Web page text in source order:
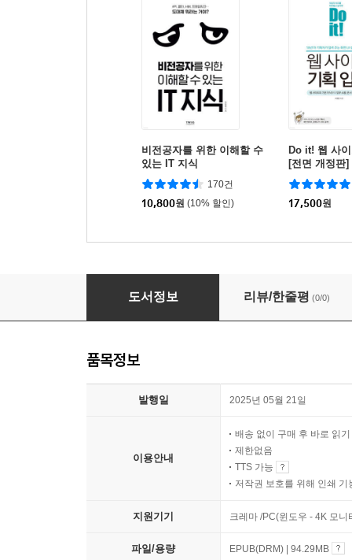
비전공자를 위한 이해할 수
있는 IT 지식
170건
10,800원 (10% 할인)
Do it! 웹 사
[전면 개정판]
17,500원
IT 용어 상식 사전
도서정보 리뷰/한줄평 (0/0)
품목정보
발행일 2025년 05월 21일
이용안내
배송 없이 구매 후 바로 읽기
제한없음
TTS 가능
저작권 보호를 위해 인쇄 기
지원기기 크레마 /PC(윈도우 - 4K 모
파일/용량 EPUB(DRM) | 94.29MB